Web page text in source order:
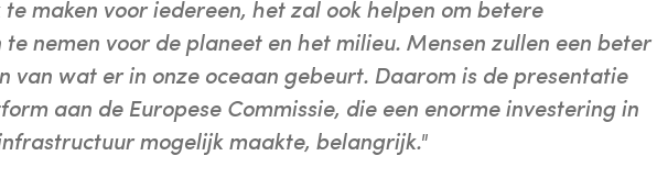
maken voor iedereen, het zal ook helpen om betere
te nemen voor de planeet en het milieu. Mensen zullen een beter
van wat er in onze oceaan gebeurt. Daarom is de presentatie
aan de Europese Commissie, die een enorme investering in
mogelijk maakte, belangrijk."